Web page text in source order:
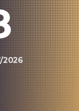
2026